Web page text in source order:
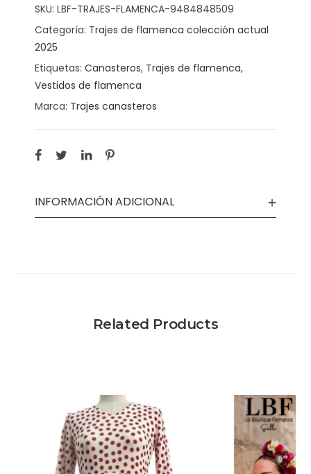
SKU: LBF-TRAJES-FLAMENCA-9484848509
Categoría: Trajes de flamenca colección actual
2025
Etiquetas: Canasteros, Trajes de flamenca,
Vestidos de flamenca
Marca: Trajes canasteros
INFORMACIÓN ADICIONAL
Related Products